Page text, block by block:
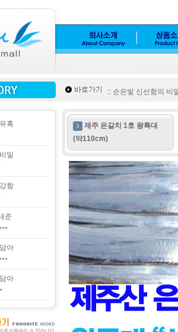
:: 순은빛 신선함의 비
혹
밀
함
준
아
아
제주 은갈치 1호 왕특대
(약110cm)